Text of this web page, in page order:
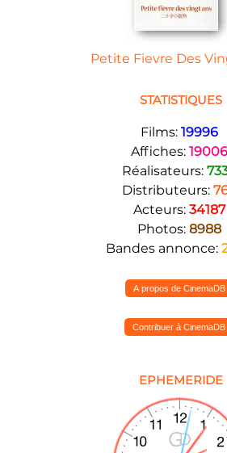
Petite Fievre Des
STATISTIQUES
Films: 19996
Affiches: 19006
Réalisateurs:
Distributeurs:
Acteurs: 34187
Photos: 8988
Bandes annonce:
A propos de CinemaDB
Contribuer à CinemaDB
EPHEMERIDE